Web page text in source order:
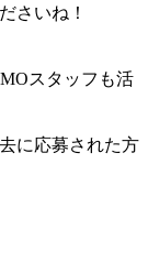
さいね！
スタッフも活
に応募された方